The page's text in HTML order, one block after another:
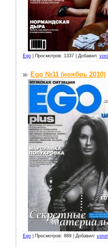
Ego Просмотров: 1337 | Добавил:
Ego №11 (ноябрь 2010)
Ego Просмотров: 889 | Добавил: voron